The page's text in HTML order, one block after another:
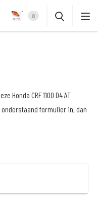
0
Honda CRF 1100 D4 AT
onderstaand formulier in, dan